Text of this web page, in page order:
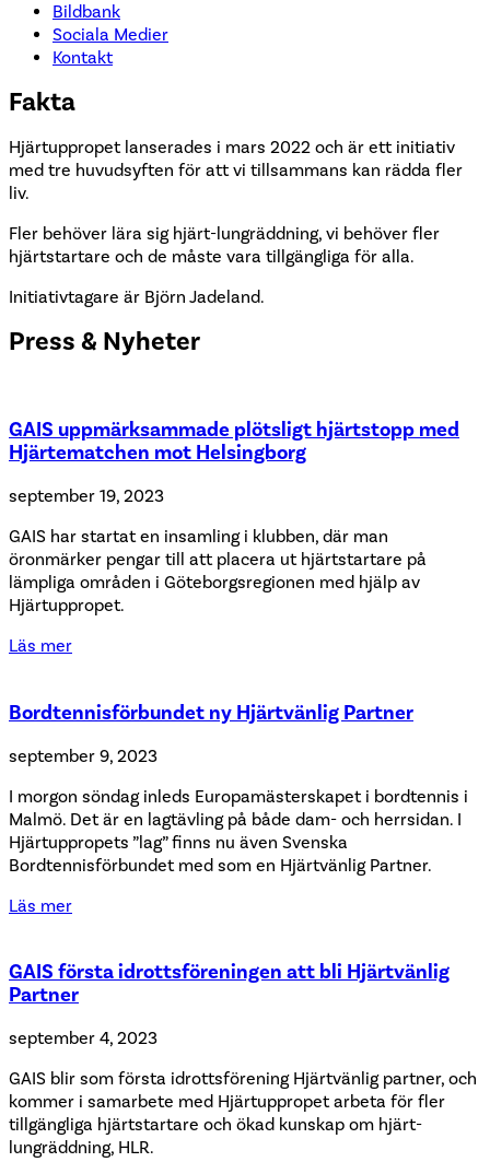
Bildbank
Sociala Medier
Kontakt
Fakta
Hjärtuppropet lanserades i mars 2022 och är ett initiativ
med tre huvudsyften för att vi tillsammans kan rädda fler
liv.
Fler behöver lära sig hjärt-lungräddning, vi behöver fler
hjärtstartare och de måste vara tillgängliga för alla.
Initiativtagare är Björn Jadeland.
Press & Nyheter
GAIS uppmärksammade plötsligt hjärtstopp med
Hjärtematchen mot Helsingborg
september 19, 2023
GAIS har startat en insamling i klubben, där man
öronmärker pengar till att placera ut hjärtstartare på
lämpliga områden i Göteborgsregionen med hjälp av
Hjärtuppropet.
Läs mer
Bordtennisförbundet ny Hjärtvänlig Partner
september 9, 2023
I morgon söndag inleds Europamästerskapet i bordtennis i
Malmö. Det är en lagtävling på både dam- och herrsidan. I
Hjärtuppropets ”lag” finns nu även Svenska
Bordtennisförbundet med som en Hjärtvänlig Partner.
Läs mer
GAIS första idrottsföreningen att bli Hjärtvänlig
Partner
september 4, 2023
GAIS blir som första idrottsförening Hjärtvänlig partner, och
kommer i samarbete med Hjärtuppropet arbeta för fler
tillgängliga hjärtstartare och ökad kunskap om hjärt-
lungräddning, HLR.